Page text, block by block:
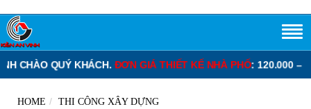
KHÁCH.ĐƠN GIÁ THIẾT KẾ NHÀ PHỐ: 120.000 – 220.000
HOME
THI CÔNG XÂY DỰNG